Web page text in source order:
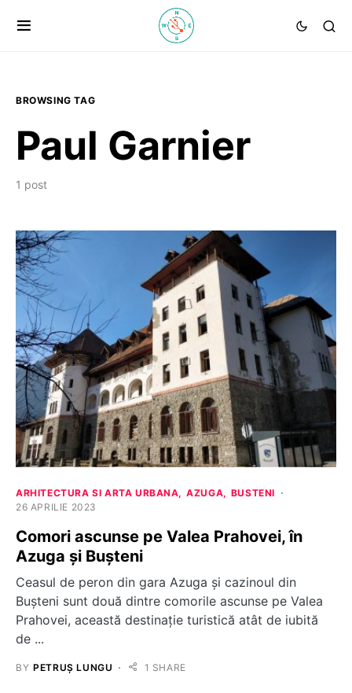
BROWSING TAG
Paul Garnier
1 post
ARHITECTURA SI ARTA URBANA AZUGA
BUSTENI
26 APRILIE 2023
Comori ascunse pe Valea Prahovei, în
Azuga și Bușteni
Ceasul de peron din gara Azuga și cazinoul din
Bușteni sunt două dintre comorile ascunse pe Valea
Prahovei, această destinație turistică atât de iubită
de ...
BY PETRUȘ LUNGU 1 SHARE